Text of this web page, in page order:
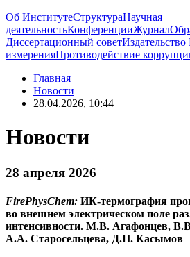
Об ИнститутеСтруктураНаучная
деятельностьКонференцииЖурнал
Диссертационный совет
измеренияПротиводействие
Главная
Новости
28.04.2026, 10:44
Новости
28 апреля 2026
FirePhysChem: ИК-термография
во внешнем электрическом поле
интенсивности. М.В. Агафонцев,
А.А. Старосельцева, Д.П. Касымов